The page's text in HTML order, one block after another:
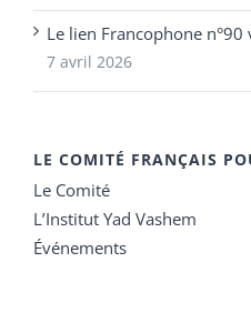
Le lien Francophone
7 avril 2026
LE COMITÉ FRANÇAIS
Le Comité
L’Institut Yad Vashem
Événements